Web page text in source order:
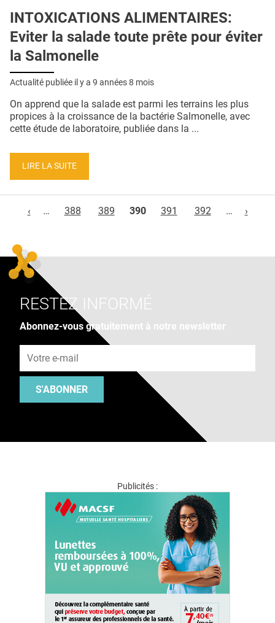
INTOXICATIONS ALIMENTAIRES:
Eviter la salade toute prête pour éviter
la Salmonelle
Actualité publiée il y a 9 années 8 mois
On apprend que la salade est parmi les terrains les plus
propices à la croissance de la bactérie Salmonelle, avec
cette étude de laboratoire, publiée dans la ...
LIRE LA SUITE
‹
… 388 389 390 391 392 … ›
RESTEZ INFORMÉ
Abonnez-vous gratuitement à notre newsletter
S'ABONNER
Publicités :